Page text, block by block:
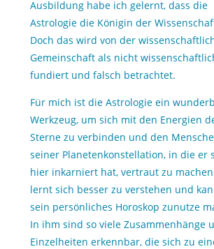
Ausbildung habe ich gelernt, dass die
Astrologie die Königin der
Doch das wird von der
Gemeinschaft als nicht
fundiert und falsch betrachtet.
Für mich ist die Astrologie ein
Werkzeug, um sich mit den Energien
Sterne zu verbinden und den
seiner Planetenkonstellation, in die er
hier inkarniert hat, vertraut zu
lernt sich besser zu verstehen und
sein persönliches Horoskop zunutze
In ihm sind so viele Zusammenhänge
Einzelheiten erkennbar, die sich zu